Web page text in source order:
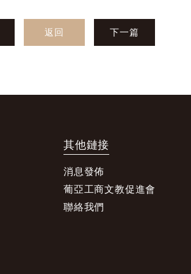
返回 下一篇
其他鏈接
消息發佈
葡亞工商文教促進會
聯絡我們